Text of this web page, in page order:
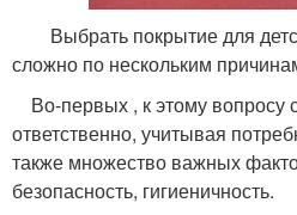
Выбрать покрытие для
сложно по нескольким
Во-первых , к этому вопросу
ответственно, учитывая
также множество важных
безопасность, гигиеничность.